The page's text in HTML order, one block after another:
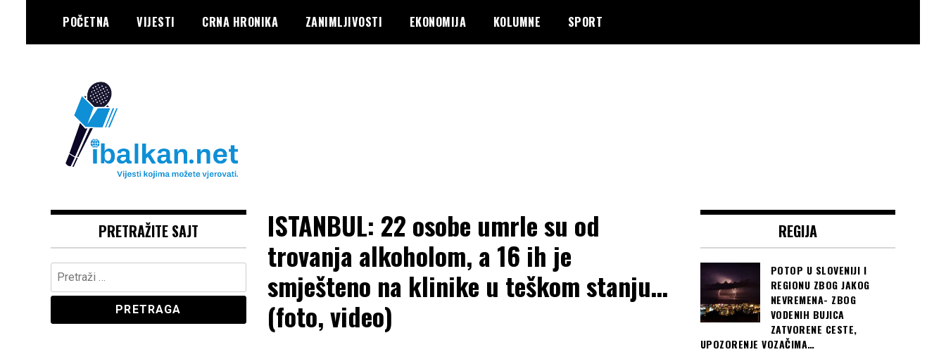
content
POČETNA VIJESTI CRNA HRONIKA ZANIMLJIVOSTI EKONOMIJA KOLUMNE SPORT
IBALKAN
ISTANBUL: 22 osobe umrle su od
trovanja alkoholom, a 16 ih je
smješteno na klinike u teškom stanju…
(foto, video)
PRETRAŽITE SAJT
Pretraga:
REGIJA
POTOP U SLOVENIJI I
REGIONU ZBOG JAKOG
NEVREMENA- ZBOG
VODENIH BUJICA
ZATVORENE CESTE,
UPOZORENJE VOZAČIMA…